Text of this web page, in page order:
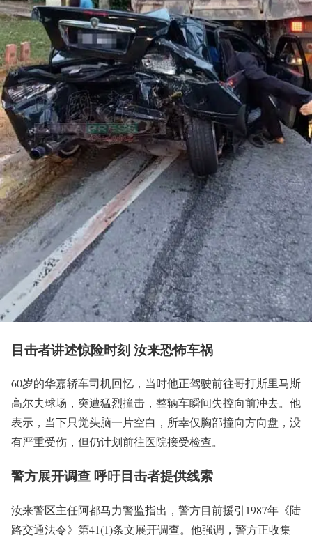
目击者讲述惊险时刻汝来恐怖车祸
60岁的华嘉轿车司机回忆，当时他正驾驶前往哥打斯里马斯
高尔夫球场，突遭猛烈撞击，整辆车瞬间失控向前冲去。他
表示，当下只觉头脑一片空白，所幸仅胸部撞向方向盘，没
有严重受伤，但仍计划前往医院接受检查。
警方展开调查 呼吁目击者提供线索
汝来警区主任阿都马力警监指出，警方目前援引1987年《陆
路交通法令》第41(1)条文展开调查。他强调，警方正收集